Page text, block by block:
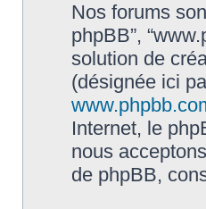
Nos forums
phpBB”,
solution de
(désignée ici
Internet, le
nous
de phpBB,